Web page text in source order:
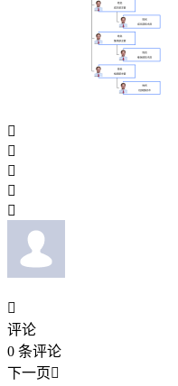






评论
0 条评论
下一页